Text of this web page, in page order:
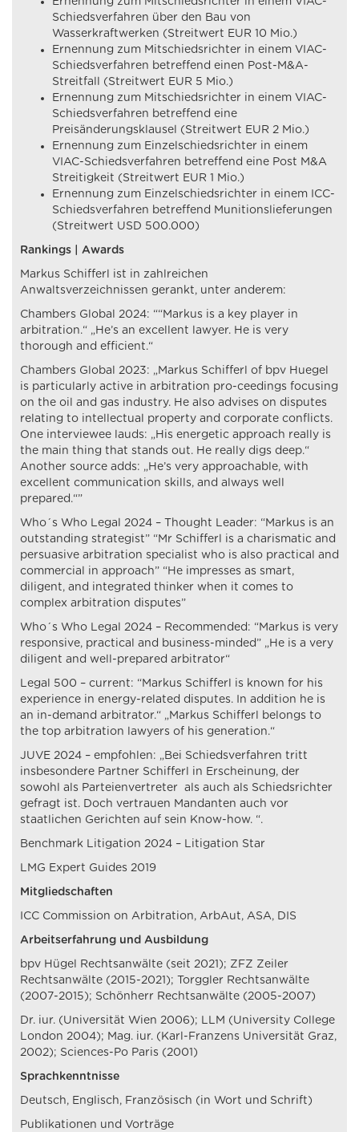
Schiedsverfahren über den Bau von
Wasserkraftwerken (Streitwert EUR 10 Mio.)
Ernennung zum Mitschiedsrichter in einem VIAC-
Schiedsverfahren betreffend einen Post-M&A-
Streitfall (Streitwert EUR 5 Mio.)
Ernennung zum Mitschiedsrichter in einem VIAC-
Schiedsverfahren betreffend eine
Preisänderungsklausel (Streitwert EUR 2 Mio.)
Ernennung zum Einzelschiedsrichter in einem
VIAC-Schiedsverfahren betreffend eine Post M&A
Streitigkeit (Streitwert EUR 1 Mio.)
Ernennung zum Einzelschiedsrichter in einem ICC-
Schiedsverfahren betreffend Munitionslieferungen
(Streitwert USD 500.000)
Rankings | Awards
Markus Schifferl ist in zahlreichen
Anwaltsverzeichnissen gerankt, unter anderem:
Chambers Global 2024: ““Markus is a key player in
arbitration.“ „He’s an excellent lawyer. He is very
thorough and efficient.“
Chambers Global 2023: „Markus Schifferl of bpv Huegel
is particularly active in arbitration pro-ceedings focusing
on the oil and gas industry. He also advises on disputes
relating to intellectual property and corporate conflicts.
One interviewee lauds: „His energetic approach really is
the main thing that stands out. He really digs deep.“
Another source adds: „He’s very approachable, with
excellent communication skills, and always well
prepared.“”
Who´s Who Legal 2024 – Thought Leader: “Markus is an
outstanding strategist” “Mr Schifferl is a charismatic and
persuasive arbitration specialist who is also practical and
commercial in approach” “He impresses as smart,
diligent, and integrated thinker when it comes to
complex arbitration disputes”
Who´s Who Legal 2024 – Recommended: “Markus is very
responsive, practical and business-minded” „He is a very
diligent and well-prepared arbitrator“
Legal 500 – current: “Markus Schifferl is known for his
experience in energy-related disputes. In addition he is
an in-demand arbitrator.“ „Markus Schifferl belongs to
the top arbitration lawyers of his generation.“
JUVE 2024 – empfohlen: „Bei Schiedsverfahren tritt
insbesondere Partner Schifferl in Erscheinung, der
sowohl als Parteienvertreter als auch als Schiedsrichter
gefragt ist. Doch vertrauen Mandanten auch vor
staatlichen Gerichten auf sein Know-how. “.
Benchmark Litigation 2024 – Litigation Star
LMG Expert Guides 2019
Mitgliedschaften
ICC Commission on Arbitration, ArbAut, ASA, DIS
Arbeitserfahrung und Ausbildung
bpv Hügel Rechtsanwälte (seit 2021); ZFZ Zeiler
Rechtsanwälte (2015-2021); Torggler Rechtsanwälte
(2007-2015); Schönherr Rechtsanwälte (2005-2007)
Dr. iur. (Universität Wien 2006); LLM (University College
London 2004); Mag. iur. (Karl-Franzens Universität Graz,
2002); Sciences-Po Paris (2001)
Sprachkenntnisse
Deutsch, Englisch, Französisch (in Wort und Schrift)
Publikationen und Vorträge